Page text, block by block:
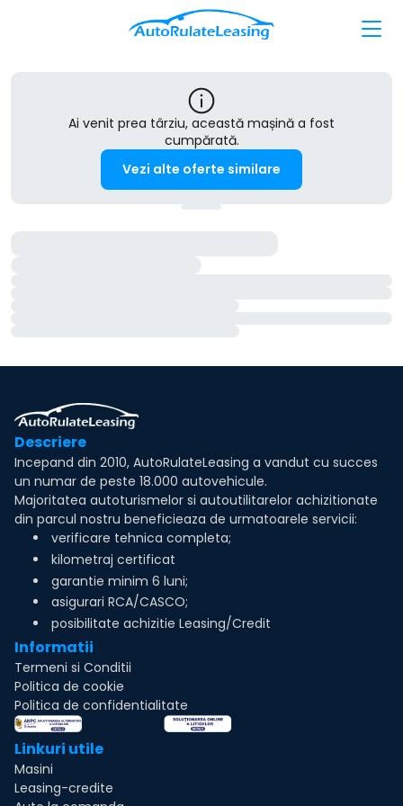
Ai venit prea târziu, această mașină a fost
cumpărată.
Vezi alte oferte similare
Descriere
Incepand din 2010, AutoRulateLeasing a vandut cu succes
un numar de peste 18.000 autovehicule.
Majoritatea autoturismelor si autoutilitarelor achizitionate
din parcul nostru beneficieaza de urmatoarele servicii:
verificare tehnica completa;
kilometraj certificat
garantie minim 6 luni;
asigurari RCA/CASCO;
posibilitate achizitie Leasing/Credit
Informatii
Termeni si Conditii
Politica de cookie
Politica de confidentialitate
Linkuri utile
Masini
Leasing-credite